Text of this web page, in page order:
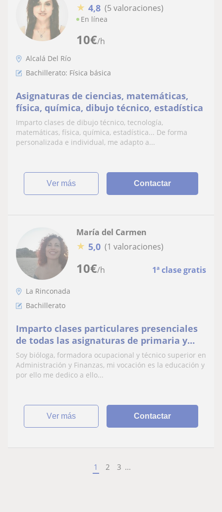
10€/h
★ 4,8 (5 valoraciones)
En línea
Alcalá Del Río
Bachillerato: Física básica
Asignaturas de ciencias, matemáticas,
física, química, dibujo técnico, estadística
Imparto clases de dibujo técnico, tecnología,
matemáticas, física, química, estadística... De forma
personalizada e individual, me adapto a...
ver más Contactar
10€/h 1ª clase gratis
María del Carmen
★ 5,0 (1 valoraciones)
La Rinconada
Bachillerato
Imparto clases particulares presenciales
de todas las asignaturas de primaria y
secundaria obligatoria. También de
algunas asignaturas de bachillerato y
formación profesional
Soy bióloga, formadora ocupacional y técnico superior en
Administración y Finanzas, mi vocación es la educación y
por ello me dedico a ello...
ver más Contactar
1 2 3 ...